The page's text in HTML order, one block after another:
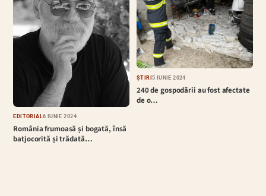
EDITORIAL6 IUNIE 2024
România frumoasă și bogată, însă
batjocorită și trădată…
ȘTIRI5 IUNIE 2024
240 de gospodării au fost afectate
de o…